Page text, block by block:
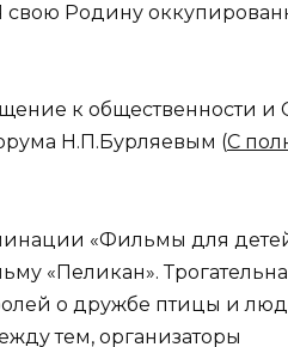
свою Родину
к общественности и
Н.П.Бурляевым (С
«Фильмы для
«Пеликан».
о дружбе птицы и
тем, организаторы